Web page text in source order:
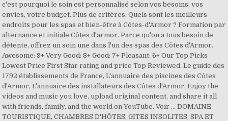
c'est pourquoi le soin est personnalisé selon vos besoins, vos
envies, votre budget. Plus de critères. Quels sont les meilleurs
endroits pour les spas et bien-être à Côtes-d'Armor ? Formation par
alternance et initiale Côtes d'armor. Parce qu'on a tous besoin de
détente, offrez un soin une dans l'un des spas des Côtes d'Armor.
Awesome: 9+ Very Good: 8+ Good: 7+ Pleasant: 6+ Our Top Picks
Lowest Price First Star rating and price Top Reviewed. Le guide des
1792 établissements de France, L'annuaire des piscines des Côtes
d'Armor, L'annuaire des installateurs des Côtes d'Armor. Enjoy the
videos and music you love, upload original content, and share it all
with friends, family, and the world on YouTube. Voir … DOMAINE
TOURISTIQUE, CHAMBRES D'HÔTES, GITES INSOLITES, SPA ET